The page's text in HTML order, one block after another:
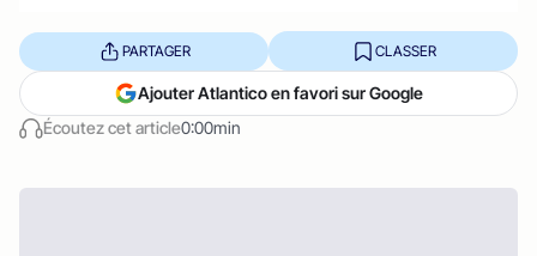
Écoutez cet article0:00min
PARTAGER CLASSER
Ajouter Atlantico en favori sur Google